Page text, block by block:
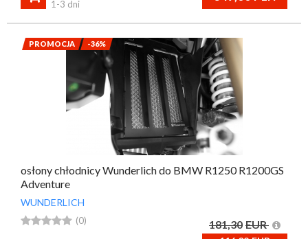
1-3 dni
PROMOCJA -36%
osłony chłodnicy Wunderlich do BMW R1250 R1200GS
Adventure
WUNDERLICH
 (0) 181,30 EUR